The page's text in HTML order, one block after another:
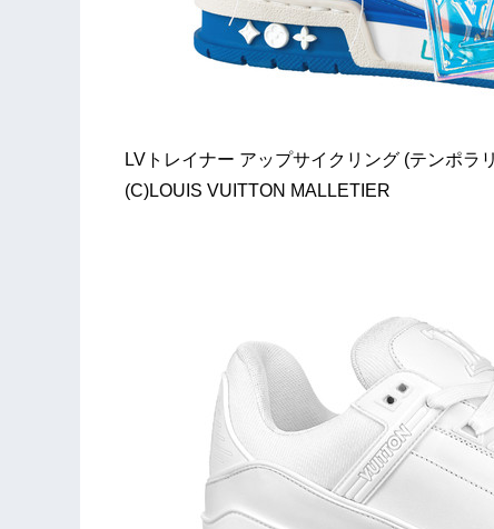
LVトレイナー アップサイクリング (テンポ
(C)LOUIS VUITTON MALLETIER